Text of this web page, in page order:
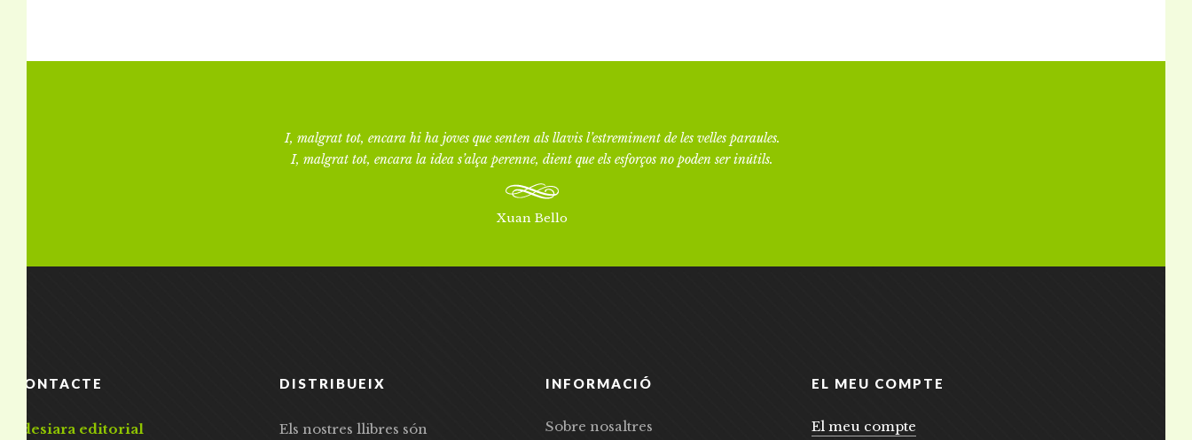
I, malgrat tot, encara hi ha joves que senten als llavis l’estremiment de les velles paraules.
I, malgrat tot, encara la idea s’alça perenne, dient que els esforços no poden ser inútils.
Xuan Bello
CONTACTE
adesiara editorial
DISTRIBUEIX
Els nostres llibres són
INFORMACIÓ
Sobre nosaltres
EL MEU COMPTE
El meu compte